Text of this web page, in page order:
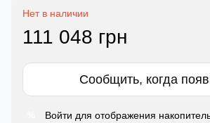
Нет в наличии
111 048 грн
Сообщить, когда
Войти для отображения